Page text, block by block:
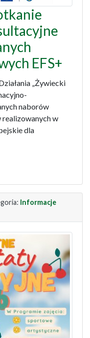
EFS+
„Żywiecki
naborów
w
dla
Informacje